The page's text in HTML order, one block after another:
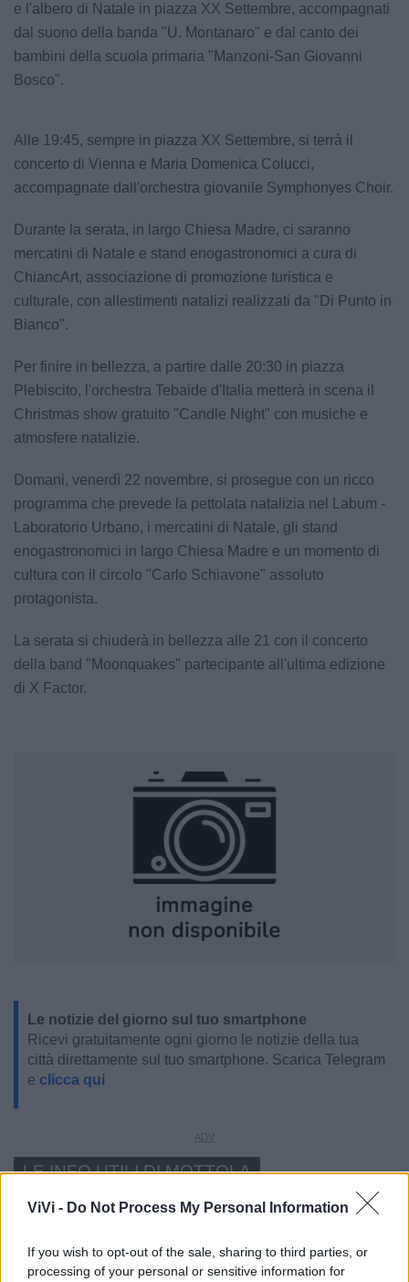
ViVi - Do Not Process My Personal Information
If you wish to opt-out of the sale, sharing to third parties, or
processing of your personal or sensitive information for
e l'albero di Natale in piazza XX Settembre, accompagnati
dal suono della banda "U. Montanaro" e dal canto dei
bambini della scuola primaria "Manzoni-San Giovanni
Bosco".
Alle 19:45, sempre in piazza XX Settembre, si terrà il
concerto di Vienna e Maria Domenica Colucci,
accompagnate dall'orchestra giovanile Symphonyes Choir.
Durante la serata, in largo Chiesa Madre, ci saranno
mercatini di Natale e stand enogastronomici a cura di
ChiancArt, associazione di promozione turistica e
culturale, con allestimenti natalizi realizzati da "Di Punto in
Bianco".
Per finire in bellezza, a partire dalle 20:30 in piazza
Plebiscito, l'orchestra Tebaide d'Italia metterà in scena il
Christmas show gratuito "Candle Night" con musiche e
atmosfere natalizie.
Domani, venerdì 22 novembre, si prosegue con un ricco
programma che prevede la pettolata natalizia nel Labum -
Laboratorio Urbano, i mercatini di Natale, gli stand
enogastronomici in largo Chiesa Madre e un momento di
cultura con il circolo "Carlo Schiavone" assoluto
protagonista.
La serata si chiuderà in bellezza alle 21 con il concerto
della band "Moonquakes" partecipante all'ultima edizione
di X Factor.
Le notizie del giorno sul tuo smartphone
Ricevi gratuitamente ogni giorno le notizie della tua
città direttamente sul tuo smartphone. Scarica Telegram
e clicca qui
Farmacia di turno
Cimitero
LE INFO UTILI DI MOTTOLA